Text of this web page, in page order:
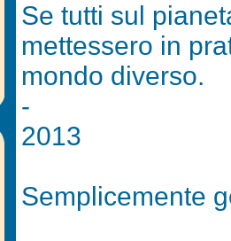
Se tutti sul
mettessero in
mondo diverso.
-
2013
Semplicemente